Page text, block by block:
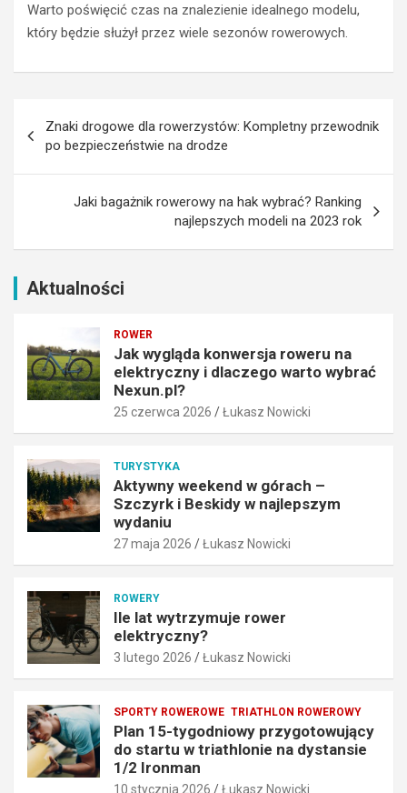
Warto poświęcić czas na znalezienie idealnego modelu,
który będzie służył przez wiele sezonów rowerowych.
wpisu
Znaki drogowe dla rowerzystów: Kompletny przewodnik
po bezpieczeństwie na drodze
Jaki bagażnik rowerowy na hak wybrać? Ranking
najlepszych modeli na 2023 rok
Aktualności
ROWER
Jak wygląda konwersja roweru na
elektryczny i dlaczego warto wybrać
Nexun.pl?
25 czerwca 2026 Łukasz Nowicki
TURYSTYKA
Aktywny weekend w górach –
Szczyrk i Beskidy w najlepszym
wydaniu
27 maja 2026 Łukasz Nowicki
ROWERY
Ile lat wytrzymuje rower
elektryczny?
3 lutego 2026 Łukasz Nowicki
SPORTY ROWEROWE TRIATHLON ROWEROWY
Plan 15-tygodniowy przygotowujący
do startu w triathlonie na dystansie
1/2 Ironman
10 stycznia 2026 Łukasz Nowicki
e
k
r
z
y
a
z
o
w
a
o
w
y
b
a
N
e
x
u
n
p
?
25
czerwca
2026
a
c
–
c
y
B
s
d
y
w
n
j
e
p
s
z
m
w
y
d
a
n
u
27
maja
2026